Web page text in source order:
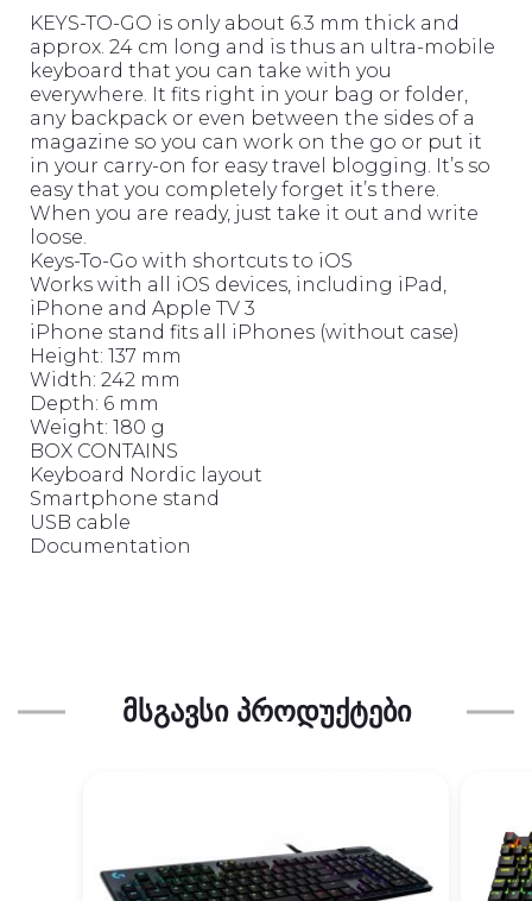
KEYS-TO-GO is only about 6.3 mm thick and
approx. 24 cm long and is thus an ultra-mobile
keyboard that you can take with you
everywhere. It fits right in your bag or folder,
any backpack or even between the sides of a
magazine so you can work on the go or put it
in your carry-on for easy travel blogging. It’s so
easy that you completely forget it’s there.
When you are ready, just take it out and write
loose.
Keys-To-Go with shortcuts to iOS
Works with all iOS devices, including iPad,
iPhone and Apple TV 3
iPhone stand fits all iPhones (without case)
Height: 137 mm
Width: 242 mm
Depth: 6 mm
Weight: 180 g
BOX CONTAINS
Keyboard Nordic layout
Smartphone stand
USB cable
Documentation
ᲛᲡᲒᲐᲕᲡᲘ ᲞᲠᲝᲓᲣᲥᲢᲔᲑᲘ